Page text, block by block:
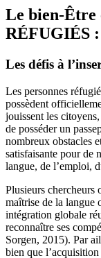
Le bien-Être
RÉFUGIÉS
Les défis à
Les personnes
possèdent
jouissent les
de posséder un
nombreux obstacles
satisfaisante pour de
langue, de l’emploi,
Plusieurs chercheurs
maîtrise de la langue
intégration globale
reconnaître ses
Sorgen, 2015). Par
bien que